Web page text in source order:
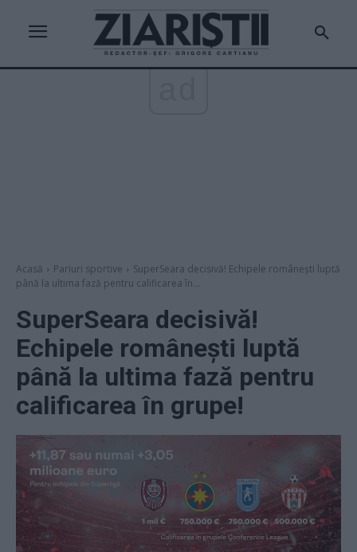
Acasă Pariuri sportive
SuperSeara decisivă! Echipele românești luptă
până la ultima fază pentru calificarea în...
SuperSeara decisivă!
Echipele românești luptă
până la ultima fază pentru
calificarea în grupe!